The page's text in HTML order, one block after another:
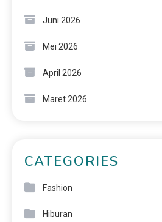
Juni 2026
Mei 2026
April 2026
Maret 2026
CATEGORIES
Fashion
Hiburan